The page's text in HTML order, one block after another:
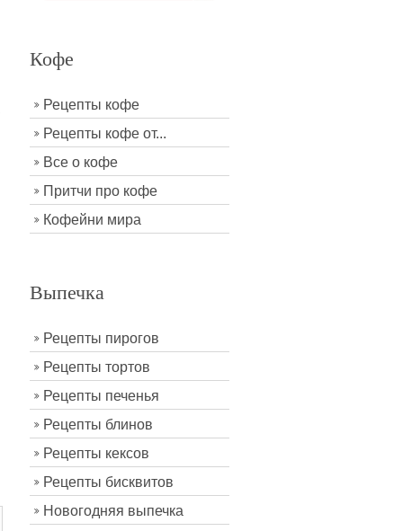
Кофе
Рецепты кофе
Рецепты кофе от...
Все о кофе
Притчи про кофе
Кофейни мира
Выпечка
Рецепты пирогов
Рецепты тортов
Рецепты печенья
Рецепты блинов
Рецепты кексов
Рецепты бисквитов
Новогодняя выпечка